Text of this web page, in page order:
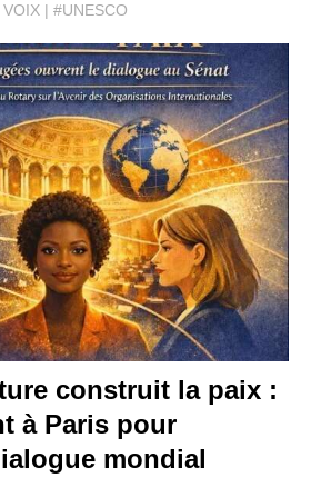
VOIX #UNESCO
construit la paix :
à Paris pour
mondial